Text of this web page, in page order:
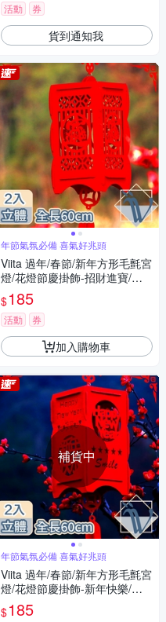
活動 券
貨到通知我
年節氣氛必備 喜氣好兆頭
Viita 過年/春節/新年方形毛氈宮
燈/花燈節慶掛飾-招財進寶/二
入
$185
活動 券
加入購物車
補貨中
年節氣氛必備 喜氣好兆頭
Viita 過年/春節/新年方形毛氈宮
燈/花燈節慶掛飾-新年快樂/二
入
$185